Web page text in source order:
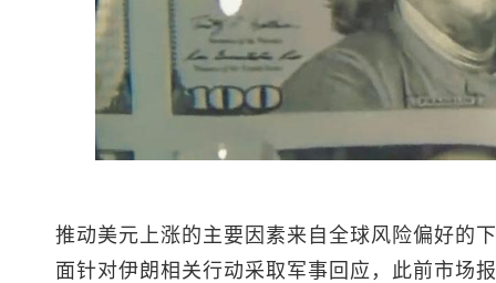
推动美元上涨的主要因素来自全球风险偏好的
面针对伊朗相关行动采取军事回应，此前市场